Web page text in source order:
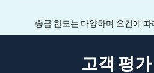
송금 한도는 다양하며 요건에
고객 평가